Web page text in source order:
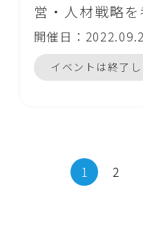
営・人材戦略を
開催日：
イベントは終了
1 2